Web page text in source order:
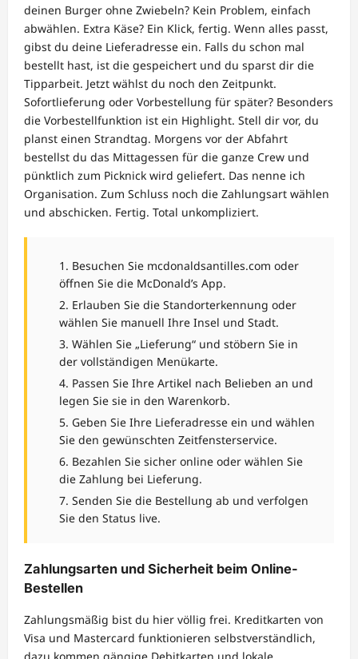
deinen Burger ohne Zwiebeln? Kein Problem, einfach
abwählen. Extra Käse? Ein Klick, fertig. Wenn alles passt,
gibst du deine Lieferadresse ein. Falls du schon mal
bestellt hast, ist die gespeichert und du sparst dir die
Tipparbeit. Jetzt wählst du noch den Zeitpunkt.
Sofortlieferung oder Vorbestellung für später? Besonders
die Vorbestellfunktion ist ein Highlight. Stell dir vor, du
planst einen Strandtag. Morgens vor der Abfahrt
bestellst du das Mittagessen für die ganze Crew und
pünktlich zum Picknick wird geliefert. Das nenne ich
Organisation. Zum Schluss noch die Zahlungsart wählen
und abschicken. Fertig. Total unkompliziert.
Besuchen Sie mcdonaldsantilles.com oder
öffnen Sie die McDonald’s App.
Erlauben Sie die Standorterkennung oder
wählen Sie manuell Ihre Insel und Stadt.
Wählen Sie „Lieferung“ und stöbern Sie in
der vollständigen Menükarte.
Passen Sie Ihre Artikel nach Belieben an und
legen Sie sie in den Warenkorb.
Geben Sie Ihre Lieferadresse ein und wählen
Sie den gewünschten Zeitfensterservice.
Bezahlen Sie sicher online oder wählen Sie
die Zahlung bei Lieferung.
Senden Sie die Bestellung ab und verfolgen
Sie den Status live.
Zahlungsarten und Sicherheit beim Online-
Bestellen
Zahlungsmäßig bist du hier völlig frei. Kreditkarten von
Visa und Mastercard funktionieren selbstverständlich,